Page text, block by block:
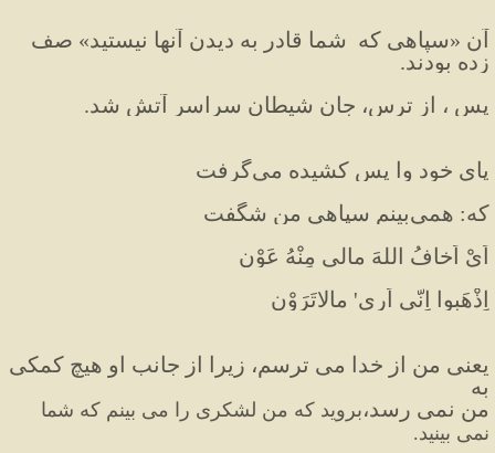
زده بودند.
پس ، از ترس، جان شیطان سراسر آتش شد.
پای خود وا پس کشیده می‌گرفت
که: همی‌بینم سپاهی من شگفت
اَیْ اَخافُ اللهَ مالی مِنْهُ عَوْن
اِذْهَبوا اِنّی اَری' مالاتَرَوْن
به
من نمی رسد،
نمی بینید.